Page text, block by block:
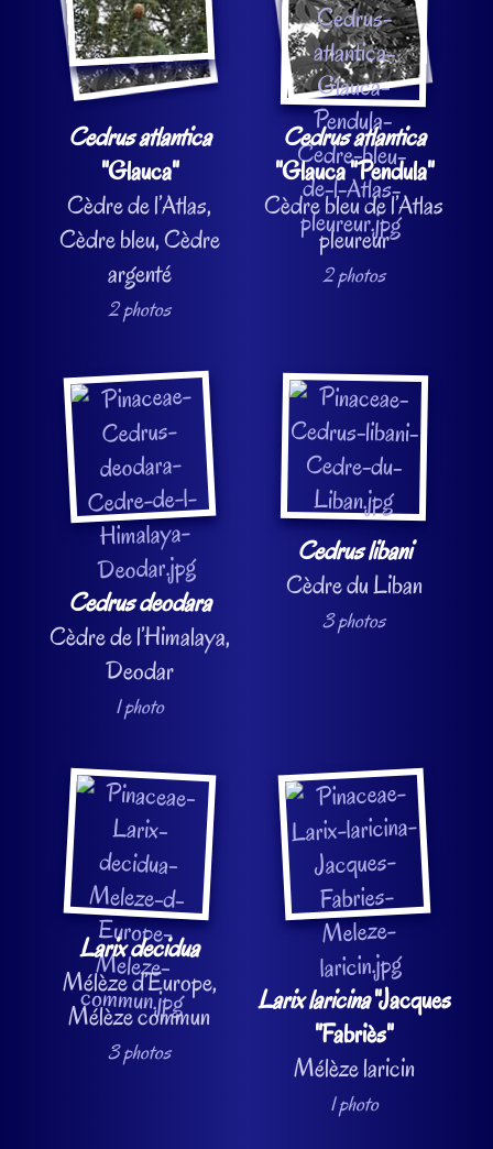
Cedrus atlantica
"Glauca"
Cèdre de l’Atlas,
Cèdre bleu, Cèdre
argenté
2 photos
Cedrus atlantica
"Glauca "Pendula"
Cèdre bleu de l’Atlas
pleureur
2 photos
Cedrus deodara
Cèdre de l’Himalaya,
Deodar
1 photo
Cedrus libani
Cèdre du Liban
3 photos
Larix decidua
Mélèze d’Europe,
Mélèze commun
3 photos
Larix laricina"Jacques
"Fabriès"
Mélèze laricin
1 photo